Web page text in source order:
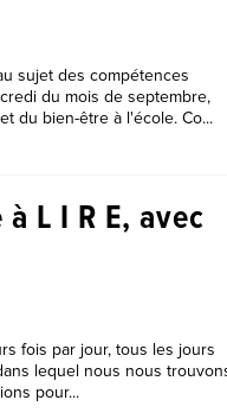
sujet des compétences
du mois de septembre,
du bien-être à l'école. Co...
L I R E, avec
fois par jour, tous les jours
lequel nous nous
pour...